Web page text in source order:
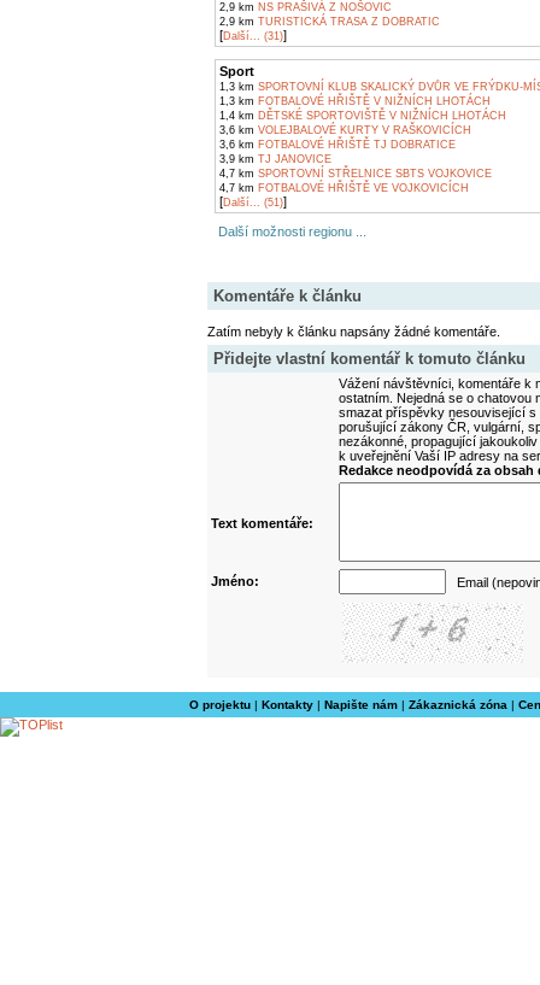
2,9 km NS PRAŠIVÁ Z NOŠOVIC
2,9 km TURISTICKÁ TRASA Z DOBRATIC
[Další... (31)]
Sport
1,3 km SPORTOVNÍ KLUB SKALICKÝ DVŮR VE FRÝDKU-
1,3 km FOTBALOVÉ HŘIŠTĚ V NIŽNÍCH LHOTÁCH
1,4 km DĚTSKÉ SPORTOVIŠTĚ V NIŽNÍCH LHOTÁCH
3,6 km VOLEJBALOVÉ KURTY V RAŠKOVICÍCH
3,6 km FOTBALOVÉ HŘIŠTĚ TJ DOBRATICE
3,9 km TJ JANOVICE
4,7 km SPORTOVNÍ STŘELNICE SBTS VOJKOVICE
4,7 km FOTBALOVÉ HŘIŠTĚ VE VOJKOVICÍCH
[Další... (51)]
Další možnosti regionu ...
Komentáře k článku
Zatím nebyly k článku napsány žádné komentáře.
Přidejte vlastní komentář k tomuto článku
Vážení návštěvníci, komentáře k
ostatním. Nejedná se o
smazat příspěvky nesouvisející
porušující zákony ČR, vulgární,
nezákonné, propagující
k uveřejnění Vaší IP adresy na
Redakce neodpovídá za
Text komentáře:
Jméno: Email
O projektu| Kontakty| Napište nám| Zákaznická zóna |